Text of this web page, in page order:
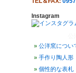
Instagram
公洋窯につい
手作り陶人形
個性的な表札